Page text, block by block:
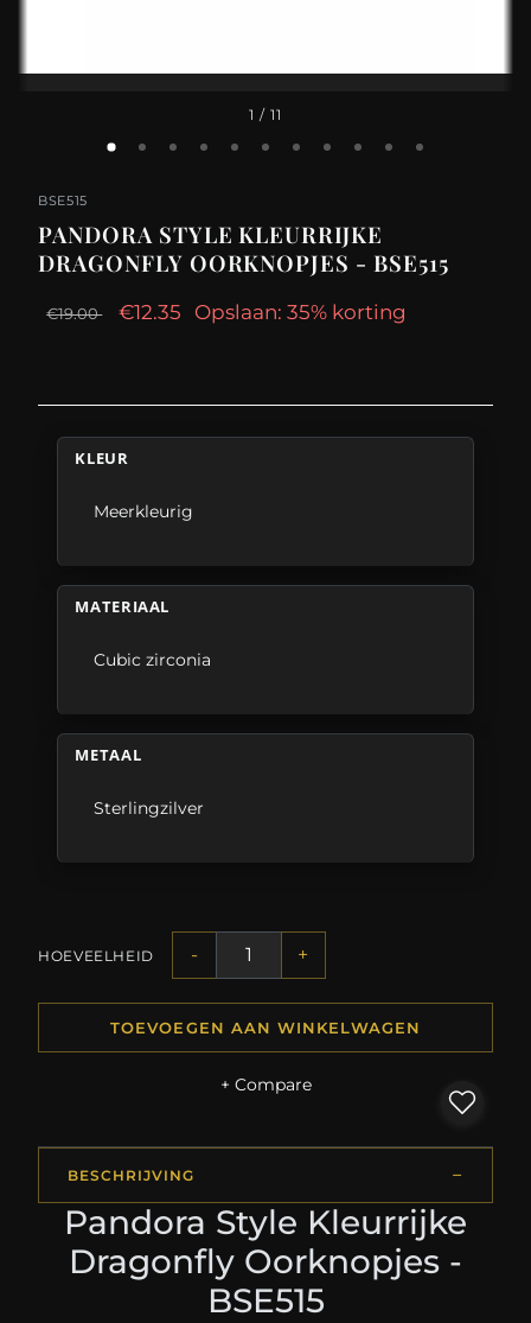
1 / 11
BSE515
PANDORA STYLE KLEURRIJKE
DRAGONFLY OORKNOPJES - BSE515
€19.00 €12.35 Opslaan: 35% korting
KLEUR
Meerkleurig
MATERIAAL
Cubic zirconia
METAAL
Sterlingzilver
HOEVEELHEID - +
TOEVOEGEN AAN WINKELWAGEN
+ Compare
BESCHRIJVING
Pandora Style Kleurrijke
Dragonfly Oorknopjes -
BSE515